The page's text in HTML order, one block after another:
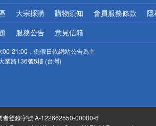
大宗採購 購物須知 會員服務條款 隱
服務公告 意見信箱
21:00，例假日依網站公告為主
業路136號5樓 (台灣)
者登錄字號 A-122662550-00000-6